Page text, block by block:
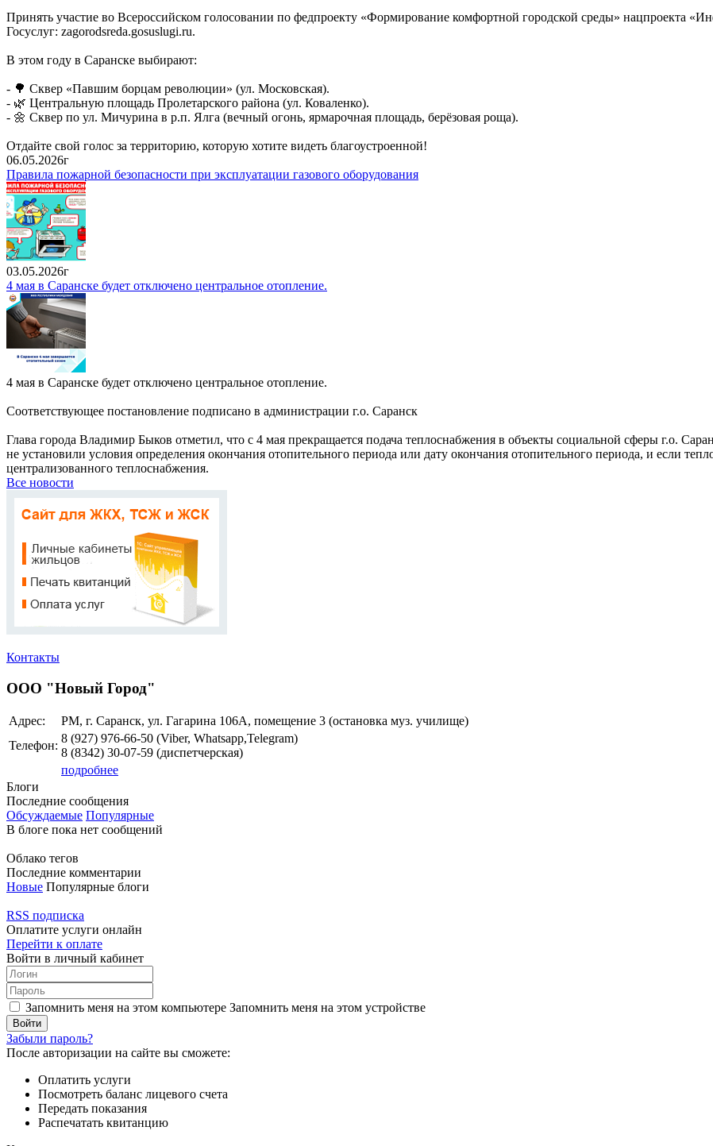
Принять участие во Всероссийском голосовании по федпроекту «Формирование комфортной городской среды» нацпроекта
Госуслуг: zagorodsreda.gosuslugi.ru.
В этом году в Саранске выбирают:
- 🌳 Сквер «Павшим борцам революции» (ул. Московская).
- 🌿 Центральную площадь Пролетарского района (ул. Коваленко).
- 🌼 Сквер по ул. Мичурина в р.п. Ялга (вечный огонь, ярмарочная площадь, берёзовая роща).
Отдайте свой голос за территорию, которую хотите видеть благоустроенной!
06.05.2026г
Правила пожарной безопасности при эксплуатации газового оборудования
03.05.2026г
4 мая в Саранске будет отключено центральное отопление.
4 мая в Саранске будет отключено центральное отопление.
Соответствующее постановление подписано в администрации г.о. Саранск
Глава города Владимир Быков отметил, что с 4 мая прекращается подача теплоснабжения в объекты социальной сферы г.о.
не установили условия определения окончания отопительного периода или дату окончания отопительного периода, и если
централизованного теплоснабжения.
Все новости
Контакты
ООО "Новый Город"
Адрес:
РМ, г. Саранск, ул. Гагарина 106А, помещение 3 (остановка муз. училище)
Телефон:
8 (927) 976-66-50 (Viber, Whatsapp,Telegram)
8 (8342) 30-07-59 (диспетчерская)
подробнее
Блоги
Последние сообщения
Обсуждаемые Популярные
В блоге пока нет сообщений
Облако тегов
Последние комментарии
Новые Популярные блоги
RSS подписка
Оплатите услуги онлайн
Перейти к оплате
Войти в личный кабинет
Запомнить меня на этом компьютере Запомнить меня на этом устройстве
Забыли пароль?
После авторизации на сайте вы сможете:
Оплатить услуги
Посмотреть баланс лицевого счета
Передать показания
Распечатать квитанцию